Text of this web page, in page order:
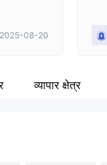
2025-08-20
व्यापार क्षेत्र